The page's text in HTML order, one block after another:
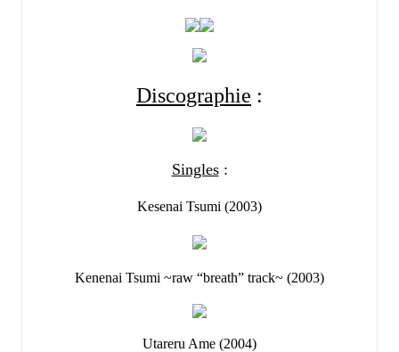
Discographie :
Singles:
Kesenai Tsumi (2003)
Kenenai Tsumi ~raw “breath” track~ (2003)
Utareru Ame (2004)